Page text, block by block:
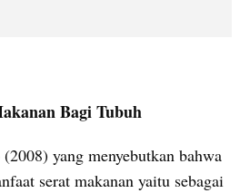
Bagi Tubuh
yang menyebutkan bahwa
serat makanan yaitu sebagai